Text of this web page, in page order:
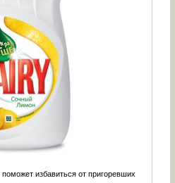
избавиться от пригоревших